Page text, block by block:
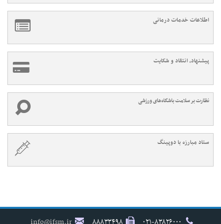
اطلاعات خدمات درمانی
پیشنهاد، انتقاد و شکایت
نظارت بر سلامت باشگاه‌های ورزشی
ستاد مبارزه با دوپینگ